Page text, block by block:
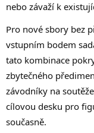
nebo závaží k
Pro nové sbory bez
vstupním bodem
tato kombinace
zbytečného
závodníky na
cílovou desku pro
současně.